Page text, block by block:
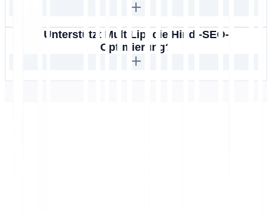
Unterstützt MultiLipi die Hindi-SEO-
Optimierung?